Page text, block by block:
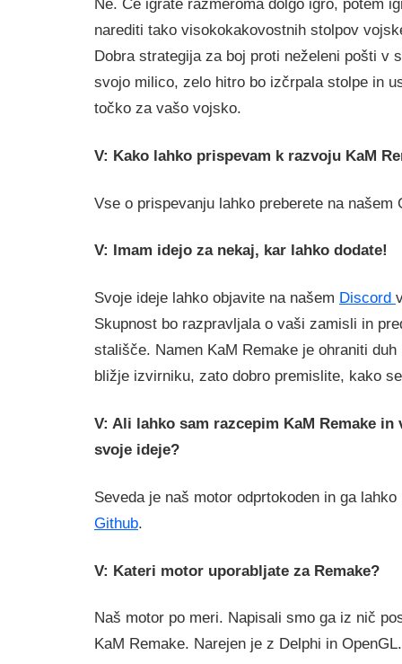
Ne. Če igrate razmeroma dolgo igro, potem
narediti tako visokokakovostnih stolpov
Dobra strategija za boj proti neželeni pošti v
svojo milico, zelo hitro bo izčrpala stolpe in
točko za vašo vojsko.
V: Kako lahko prispevam k razvoju KaM
Vse o prispevanju lahko preberete na našem
V: Imam idejo za nekaj, kar lahko dodate!
Svoje ideje lahko objavite na našem Discord
Skupnost bo razpravljala o vaši zamisli in
stališče. Namen KaM Remake je ohraniti
bližje izvirniku, zato dobro premislite, kako
V: Ali lahko sam razcepim KaM Remake
svoje ideje?
Seveda je naš motor odprtokoden in ga
Github.
V: Kateri motor uporabljate za Remake?
Naš motor po meri. Napisali smo ga iz nič
KaM Remake. Narejen je z Delphi in OpenGL.